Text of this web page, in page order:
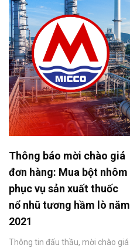
Thông báo mời chào giá
đơn hàng: Mua bột nhôm
phục vụ sản xuất thuốc
nổ nhũ tương hầm lò năm
2021
Thông tin đấu thầu, mời chào giá